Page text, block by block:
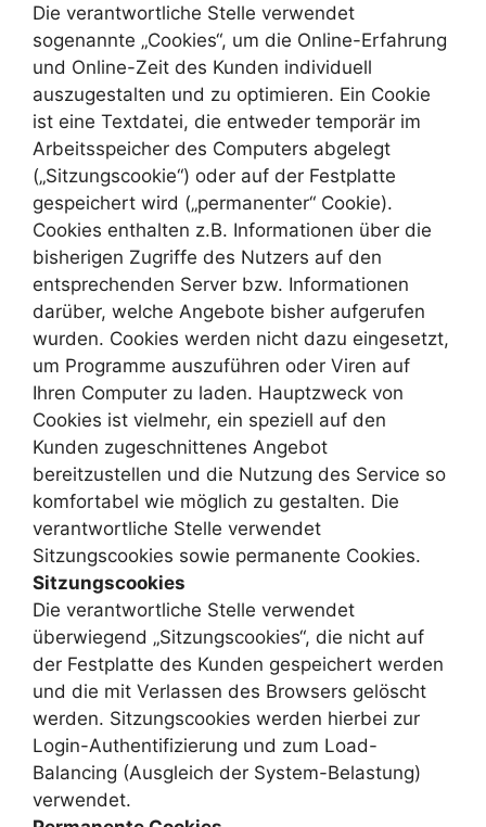
Die verantwortliche Stelle verwendet
sogenannte „Cookies“, um die Online-Erfahrung
und Online-Zeit des Kunden individuell
auszugestalten und zu optimieren. Ein Cookie
ist eine Textdatei, die entweder temporär im
Arbeitsspeicher des Computers abgelegt
(„Sitzungscookie“) oder auf der Festplatte
gespeichert wird („permanenter“ Cookie).
Cookies enthalten z.B. Informationen über die
bisherigen Zugriffe des Nutzers auf den
entsprechenden Server bzw. Informationen
darüber, welche Angebote bisher aufgerufen
wurden. Cookies werden nicht dazu eingesetzt,
um Programme auszuführen oder Viren auf
Ihren Computer zu laden. Hauptzweck von
Cookies ist vielmehr, ein speziell auf den
Kunden zugeschnittenes Angebot
bereitzustellen und die Nutzung des Service so
komfortabel wie möglich zu gestalten. Die
verantwortliche Stelle verwendet
Sitzungscookies sowie permanente Cookies.
Sitzungscookies
Die verantwortliche Stelle verwendet
überwiegend „Sitzungscookies“, die nicht auf
der Festplatte des Kunden gespeichert werden
und die mit Verlassen des Browsers gelöscht
werden. Sitzungscookies werden hierbei zur
Login-Authentifizierung und zum Load-
Balancing (Ausgleich der System-Belastung)
verwendet.